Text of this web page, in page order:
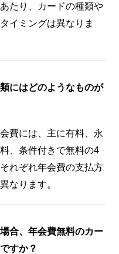
たり、カードの種類や
イミングは異なりま
にはどのようなものが
費には、主に有料、永
、条件付きで無料の4
れぞれ年会費の支払方
なります。
合、年会費無料のカー
すか？